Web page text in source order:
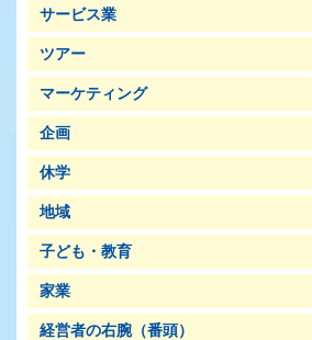
サービス業
ツアー
マーケティング
企画
休学
地域
子ども・教育
家業
経営者の右腕（番頭）